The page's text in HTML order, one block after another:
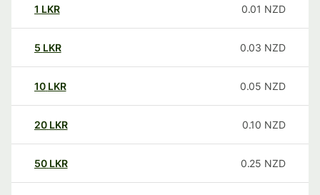
1 LKR 0.01 NZD
5 LKR 0.03 NZD
10 LKR 0.05 NZD
20 LKR 0.10 NZD
50 LKR 0.25 NZD